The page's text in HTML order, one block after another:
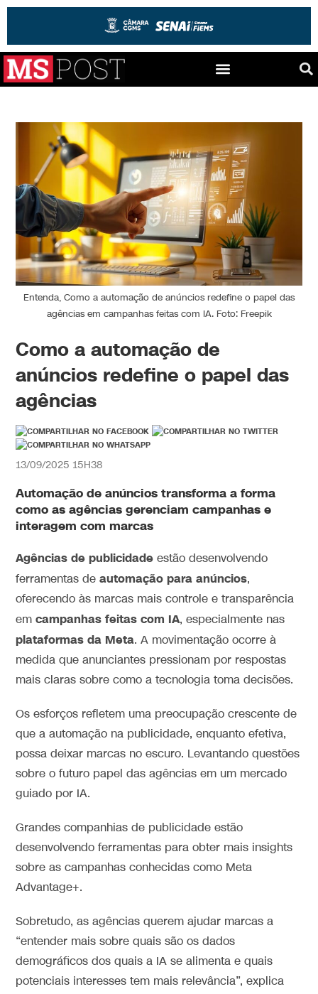
Entenda, Como a automação de anúncios redefine o papel das
agências em campanhas feitas com IA. Foto: Freepik
Como a automação de
anúncios redefine o papel das
agências
13/09/2025 15H38
Automação de anúncios transforma a forma
como as agências gerenciam campanhas e
interagem com marcas
Agências de publicidade estão desenvolvendo
ferramentas deautomação para anúncios,
oferecendo às marcas mais controle e transparência
emcampanhas feitas com IA, especialmente nas
plataformas da Meta. A movimentação ocorre à
medida que anunciantes pressionam por respostas
mais claras sobre como a tecnologia toma decisões.
Os esforços refletem uma preocupação crescente de
que a automação na publicidade, enquanto efetiva,
possa deixar marcas no escuro. Levantando questões
sobre o futuro papel das agências em um mercado
guiado por IA.
Grandes companhias de publicidade estão
desenvolvendo ferramentas para obter mais insights
sobre as campanhas conhecidas como Meta
Advantage+.
Sobretudo, as agências querem ajudar marcas a
“entender mais sobre quais são os dados
demográficos dos quais a IA se alimenta e quais
potenciais interesses tem mais relevância”, explica